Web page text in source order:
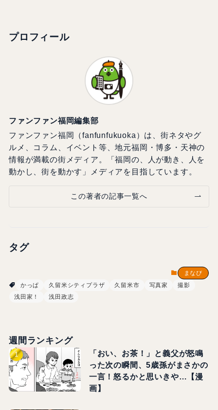
プロフィール
ファンファン福岡編集部
ファンファン福岡（fanfunfukuoka）は、街ネタやグ
ルメ、コラム、イベント等、地元福岡・博多・天神の
情報が満載の街メディア。「福岡の、人が動き、人を
動かし、街を動かす」メディアを目指しています。
この著者の記事一覧へ
タグ
まなび
かっぱ
久留米シティプラザ 久留米市 写真家
撮影
浅田家！
浅田政志
週間ランキング
「おい、お茶！」と義父が怒鳴
った次の瞬間、5歳孫がまさかの
一言！怒るかと思いきや…【漫
画】